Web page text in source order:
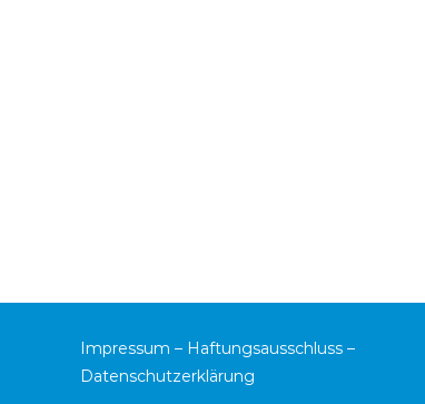
Impressum – Haftungsausschluss –
Datenschutzerklärung